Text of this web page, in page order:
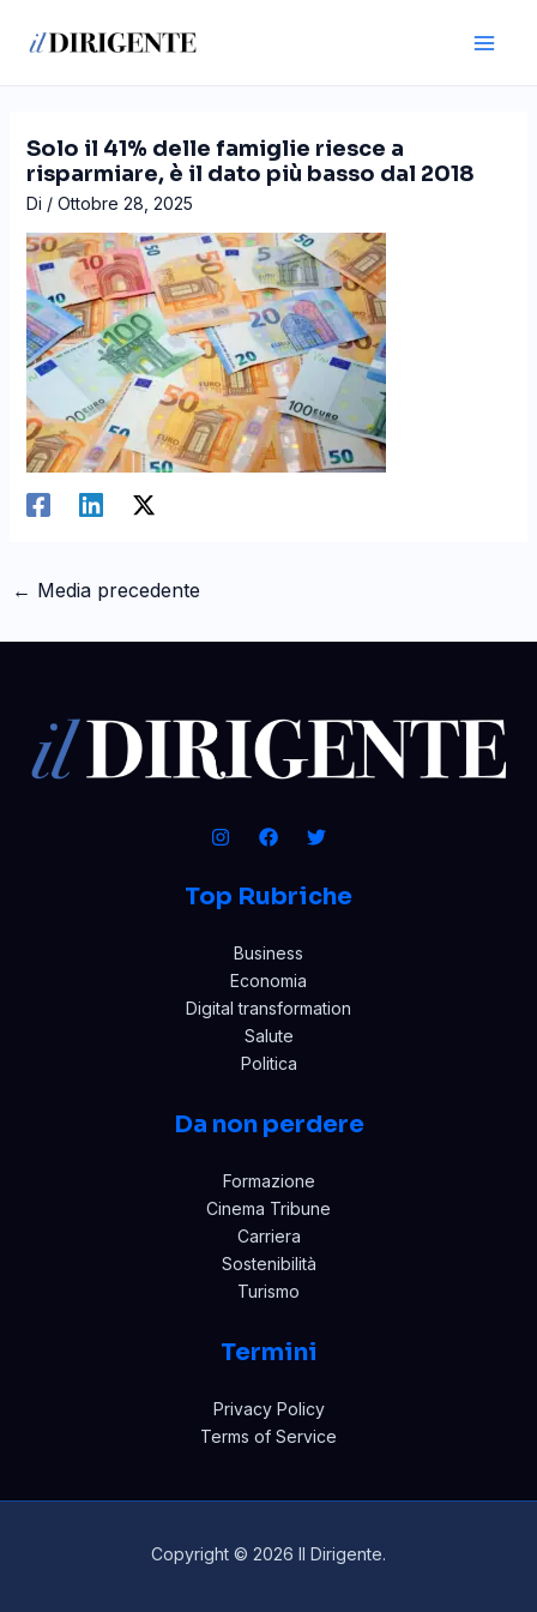
Solo il 41% delle famiglie riesce a
risparmiare, è il dato più basso dal 2018
Di / Ottobre 28, 2025
articoli
← Media precedente
Top Rubriche
Business
Economia
Digital transformation
Salute
Politica
Da non perdere
Formazione
Cinema Tribune
Carriera
Sostenibilità
Turismo
Termini
Privacy Policy
Terms of Service
Copyright © 2026 Il Dirigente.